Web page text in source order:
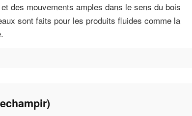
des mouvements amples dans le sens du bois
sont faits pour les produits fluides comme la